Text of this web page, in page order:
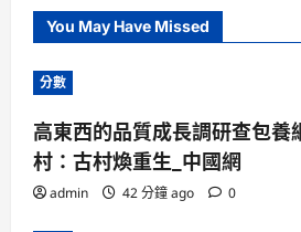
You May Have Missed
分數
高東西的品質成長調研查包養
村：古村煥重生_中國網
admin 42 分鐘 ago 0